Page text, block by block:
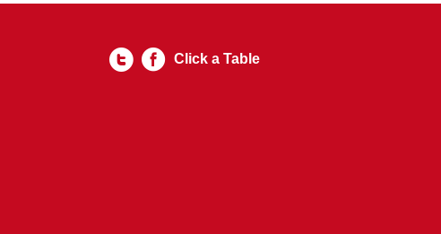
Click a Table